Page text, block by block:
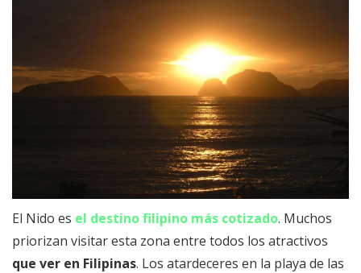
El Nido es el destino filipino más cotizado. Muchos
priorizan visitar esta zona entre todos los atractivos
que ver en Filipinas. Los atardeceres en la playa de las